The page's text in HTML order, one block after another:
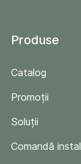
Produse
Catalog
Promoții
Soluții
Comandă